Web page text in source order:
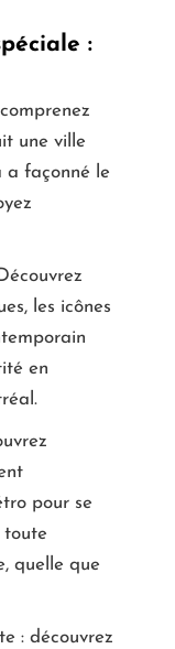
:
une ville
a façonné le
les icônes
en
pour se
toute
quelle que
: découvrez